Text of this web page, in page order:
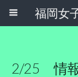
2/25 情